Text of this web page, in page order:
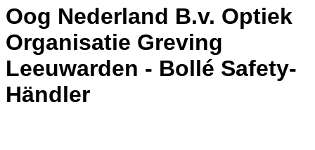
Oog Nederland B.v. Optiek
Organisatie Greving
Leeuwarden - Bollé Safety-
Händler